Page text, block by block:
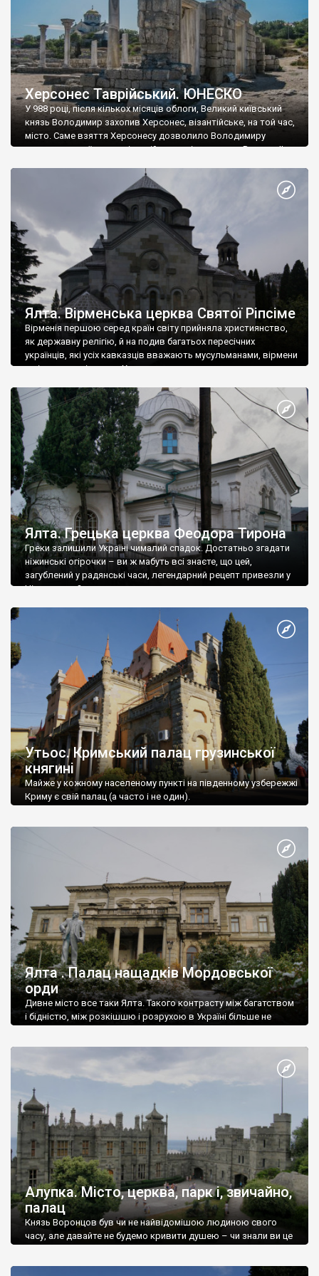
Херсонес Таврійський. ЮНЕСКО
У 988 році, після кількох місяців облоги, Великий київський
князь Володимир захопив Херсонес, візантійське, на той час,
місто. Саме взяття Херсонесу дозволило Володимиру
диктувати свої умови візантійському імператору Василю ІІ, та
Херсонесі Володимир-язичник, став Василем-християнином.
А потім було Хрещення Русі. На честь Херсонесу Таврійського
Ялта. Вірменська церква Святої Ріпсіме
Вірменія першою серед країн світу прийняла християнство,
як державну релігію, й на подив багатьох пересічних
українців, які усіх кавказців вважають мусульманами, вірмени
є відданими вірянами Христа
Ялта. Грецька церква Феодора Тирона
Греки залишили Україні чималий спадок. Достатньо згадати
ніжинські огірочки – ви ж мабуть всі знаєте, що цей,
загублений у радянські часи, легендарний рецепт привезли у
Ніжин греки?
Утьос. Кримський палац грузинської
княгині
Майже у кожному населеному пункті на південному узбережжі
Криму є свій палац (а часто і не один).
Ялта . Палац нащадків Мордовської
орди
Дивне місто все таки Ялта. Такого контрасту між багатством
і бідністю, між розкішшю і розрухою в Україні більше не
Алупка. Місто, церква, парк і, звичайно,
палац
Князь Воронцов був чи не найвідомішою людиною свого
часу, але давайте не будемо кривити душею – чи знали ви це